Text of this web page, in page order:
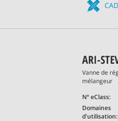
CAD
ARI-
Vanne de
mélangeur
N° eClass:
Domaines
d'utilisation: